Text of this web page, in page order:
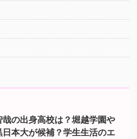
哉の出身高校は？堀越学園や
日本大が候補？学生生活のエ